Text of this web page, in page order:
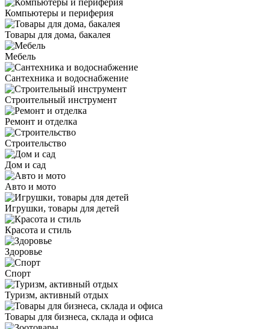
Компьютеры и периферия
Товары для дома, бакалея
Мебель
Сантехника и водоснабжение
Строительный инструмент
Ремонт и отделка
Строительство
Дом и сад
Авто и мото
Игрушки, товары для детей
Красота и стиль
Здоровье
Спорт
Туризм, активный отдых
Товары для бизнеса, склада и офиса